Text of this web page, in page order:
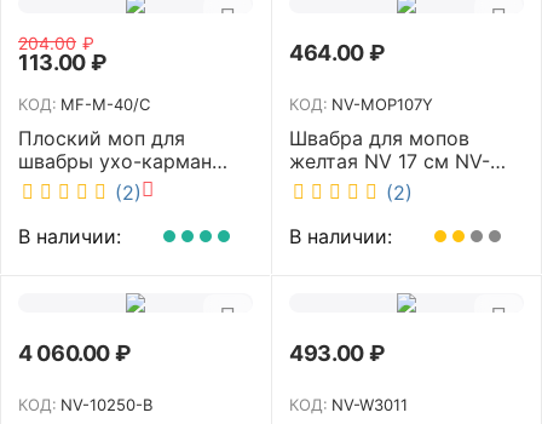
204.00 ₽
113.00₽
КОД: MF-M-40/C
Плоский моп для
швабры ухо-карман
белый 40 см NV MF-M-
40/C
(2)
В наличии:
464.00₽
КОД: NV-MOP107Y
Швабра для мопов
желтая NV 17 см NV-
MOP107Y (2)
В наличии:
4 060.00₽
КОД: NV-10250-B
493.00₽
КОД: NV-W3011